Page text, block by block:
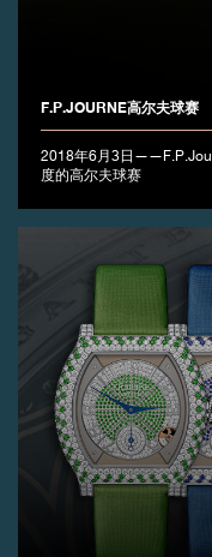
F.P.JOURNE高尔夫球赛
2018年6月3日
度的高尔夫球赛
伪冒品